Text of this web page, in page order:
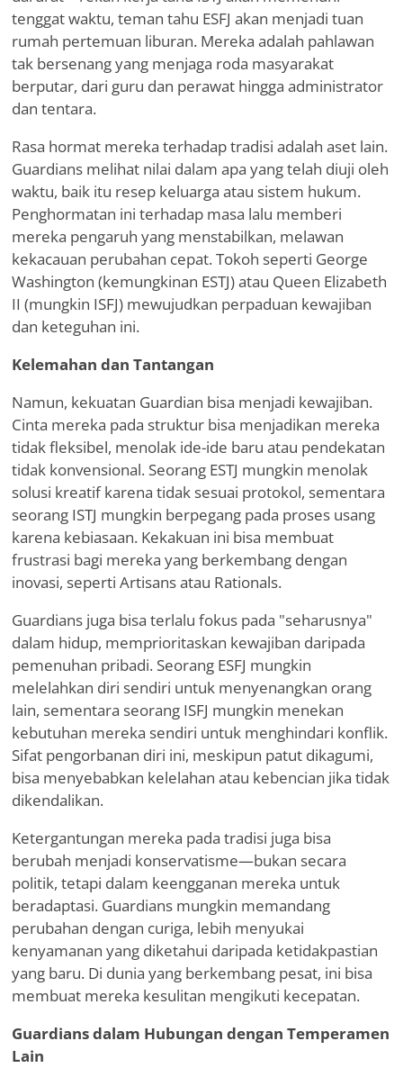
tenggat waktu, teman tahu ESFJ akan menjadi tuan
rumah pertemuan liburan. Mereka adalah pahlawan
tak bersenang yang menjaga roda masyarakat
berputar, dari guru dan perawat hingga administrator
dan tentara.
Rasa hormat mereka terhadap tradisi adalah aset lain.
Guardians melihat nilai dalam apa yang telah diuji oleh
waktu, baik itu resep keluarga atau sistem hukum.
Penghormatan ini terhadap masa lalu memberi
mereka pengaruh yang menstabilkan, melawan
kekacauan perubahan cepat. Tokoh seperti George
Washington (kemungkinan ESTJ) atau Queen Elizabeth
II (mungkin ISFJ) mewujudkan perpaduan kewajiban
dan keteguhan ini.
Kelemahan dan Tantangan
Namun, kekuatan Guardian bisa menjadi kewajiban.
Cinta mereka pada struktur bisa menjadikan mereka
tidak fleksibel, menolak ide-ide baru atau pendekatan
tidak konvensional. Seorang ESTJ mungkin menolak
solusi kreatif karena tidak sesuai protokol, sementara
seorang ISTJ mungkin berpegang pada proses usang
karena kebiasaan. Kekakuan ini bisa membuat
frustrasi bagi mereka yang berkembang dengan
inovasi, seperti Artisans atau Rationals.
Guardians juga bisa terlalu fokus pada "seharusnya"
dalam hidup, memprioritaskan kewajiban daripada
pemenuhan pribadi. Seorang ESFJ mungkin
melelahkan diri sendiri untuk menyenangkan orang
lain, sementara seorang ISFJ mungkin menekan
kebutuhan mereka sendiri untuk menghindari konflik.
Sifat pengorbanan diri ini, meskipun patut dikagumi,
bisa menyebabkan kelelahan atau kebencian jika tidak
dikendalikan.
Ketergantungan mereka pada tradisi juga bisa
berubah menjadi konservatisme—bukan secara
politik, tetapi dalam keengganan mereka untuk
beradaptasi. Guardians mungkin memandang
perubahan dengan curiga, lebih menyukai
kenyamanan yang diketahui daripada ketidakpastian
yang baru. Di dunia yang berkembang pesat, ini bisa
membuat mereka kesulitan mengikuti kecepatan.
Guardians dalam Hubungan dengan Temperamen
Lain